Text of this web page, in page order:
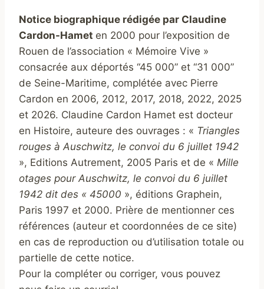
Notice biographique rédigée par Claudine
Cardon-Hamet en 2000 pour l’exposition de
Rouen de l’association « Mémoire Vive »
consacrée aux déportés “45 000” et “31 000”
de Seine-Maritime, complétée avec Pierre
Cardon en 2006, 2012, 2017, 2018, 2022, 2025
et 2026. Claudine Cardon Hamet est docteur
en Histoire, auteure des ouvrages : « Triangles
rouges à Auschwitz, le convoi du 6 juillet 1942
», Editions Autrement, 2005 Paris et de « Mille
otages pour Auschwitz, le convoi du 6 juillet
1942 dit des « 45000 », éditions Graphein,
Paris 1997 et 2000. Prière de mentionner ces
références (auteur et coordonnées de ce site)
en cas de reproduction ou d’utilisation totale ou
partielle de cette notice.
Pour la compléter ou corriger, vous pouvez